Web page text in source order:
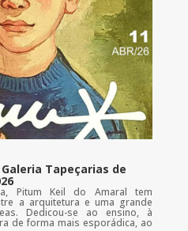
Tapeçarias de
Pitum Keil do Amaral tem
a arquitetura e uma grande
Dedicou-se ao ensino, à
de forma mais esporádica, ao